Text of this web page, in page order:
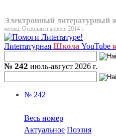
Электронный литературный
месяц. Основан в апреле 2014 г.
Лиterraтурная Школа YouTube
№ 242 июль-август 2026 г.
№ 242
Весь номер
Актуальное Поэзия